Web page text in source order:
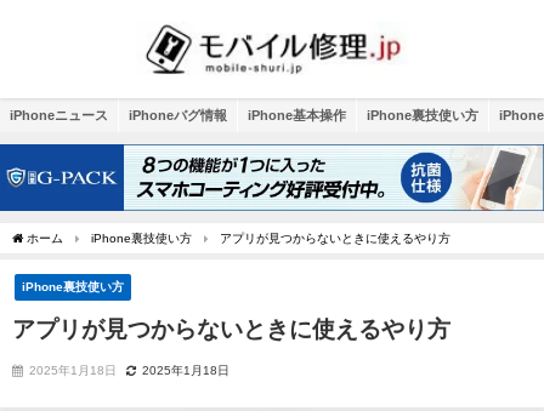
iPhoneニュース iPhoneバグ情報 iPhone基本操作 iPhone裏技使い方
ホーム iPhone裏技使い方 アプリが見つからないときに使えるやり方
iPhone裏技使い方
アプリが見つからないときに使えるやり方
2025年1月18日 2025年1月18日